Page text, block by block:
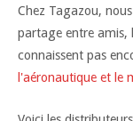
Chez Tagazou,
partage entre amis,
connaissent pas
l'aéronautique et le